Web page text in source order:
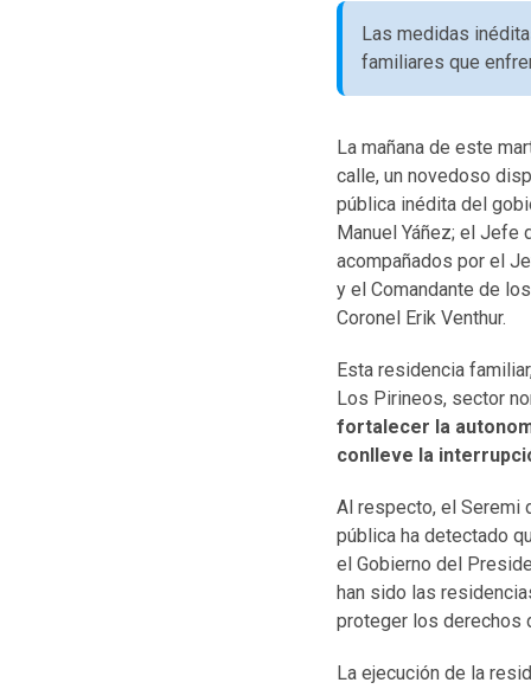
Las medidas
familiares que
La mañana de este
calle, un novedoso
pública inédita del
Manuel Yáñez; el Jefe
acompañados por el
y el Comandante de
Coronel Erik Venthur.
Esta residencia
Los Pirineos, sector
fortalecer la
conlleve la
Al respecto, el Seremi
pública ha detectado
el Gobierno del
han sido las
proteger los derechos
La ejecución de la